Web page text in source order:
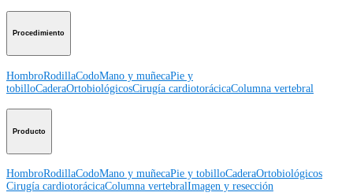
Procedimiento
HombroRodillaCodoMano y muñecaPie y
tobilloCaderaOrtobiológicosCirugía cardiotorácicaColumna vertebral
Producto
HombroRodillaCodoMano y muñecaPie y tobilloCaderaOrtobiológicos
Cirugía cardiotorácicaColumna vertebralImagen y resección